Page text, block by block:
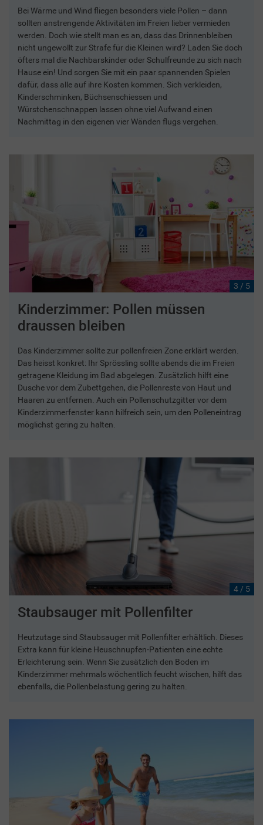
Bei Wärme und Wind fliegen besonders viele Pollen – dann
sollten anstrengende Aktivitäten im Freien lieber vermieden
werden. Doch wie stellt man es an, dass das Drinnenbleiben
nicht ungewollt zur Strafe für die Kleinen wird? Laden Sie doch
öfters mal die Nachbarskinder oder Schulfreunde zu sich nach
Hause ein! Und sorgen Sie mit ein paar spannenden Spielen
dafür, dass alle auf ihre Kosten kommen. Sich verkleiden,
Kinderschminken, Büchsenschiessen und
Würstchenschnappen lassen ohne viel Aufwand einen
Nachmittag in den eigenen vier Wänden flugs vergehen.
3 / 5
Kinderzimmer: Pollen müssen
draussen bleiben
Das Kinderzimmer sollte zur pollenfreien Zone erklärt werden.
Das heisst konkret: Ihr Sprössling sollte abends die im Freien
getragene Kleidung im Bad abgelegen. Zusätzlich hilft eine
Dusche vor dem Zubettgehen, die Pollenreste von Haut und
Haaren zu entfernen. Auch ein Pollenschutzgitter vor dem
Kinderzimmerfenster kann hilfreich sein, um den Polleneintrag
möglichst gering zu halten.
4 / 5
Staubsauger mit Pollenfilter
Heutzutage sind Staubsauger mit Pollenfilter erhältlich. Dieses
Extra kann für kleine Heuschnupfen-Patienten eine echte
Erleichterung sein. Wenn Sie zusätzlich den Boden im
Kinderzimmer mehrmals wöchentlich feucht wischen, hilft das
ebenfalls, die Pollenbelastung gering zu halten.